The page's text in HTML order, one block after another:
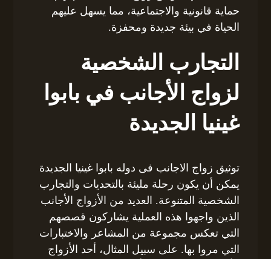
حماية قانونية والاجتماعية، مما يسهل عليهم
الحياة في بيئة جديدة ومحفزة.
التجارب الشخصية
لزواج الأجانب في بابوا
غينيا الجديدة
توثيق زواج الاجانب فى دوله بابوا غينيا الجديدة
يمكن أن يكون رحلة مليئة بالتحديات والتجارب
الشخصية المتنوعة. العديد من الأزواج الأجانب
الذين واجهوا هذه العملية يشاركون قصصهم
التي تعكس مجموعة من المشاعر والاختبارات
التي مروا بها. على سبيل المثال، أحد الأزواج